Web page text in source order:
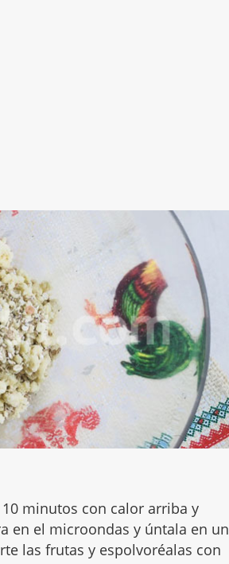
minutos con calor arriba y
en el microondas y úntala en un
las frutas y espolvoréalas con